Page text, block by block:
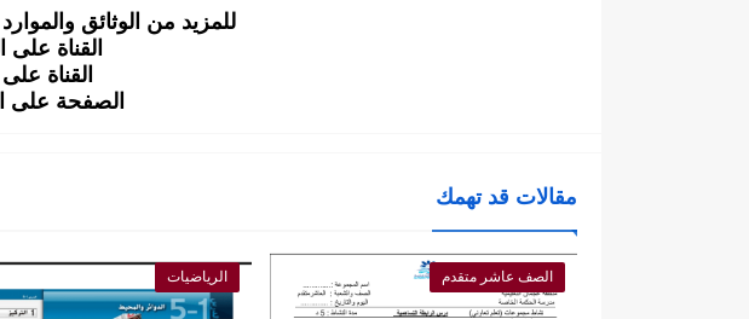
للمزيد من الوثائق
القناة على
القناة
الصفحة على
مقالات قد تهمك
الصف عاشر متقدم الرياضيات